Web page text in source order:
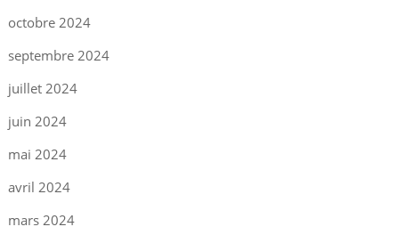
octobre 2024
septembre 2024
juillet 2024
juin 2024
mai 2024
avril 2024
mars 2024